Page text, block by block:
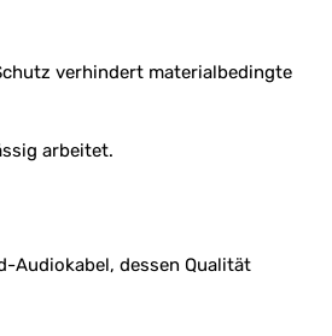
verhindert materialbedingte
arbeitet.
Audiokabel, dessen Qualität